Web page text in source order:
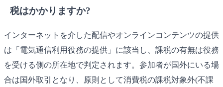
税はかかりますか?
インターネットを介した配信やオンラインコンテンツの提供
は「電気通信利用役務の提供」に該当し、課税の有無は役務
を受ける側の所在地で判定されます。参加者が国外にいる場
合は国外取引となり、原則として消費税の課税対象外(不課